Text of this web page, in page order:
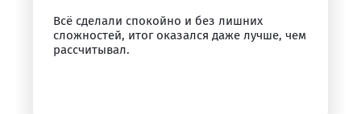
Всё сделали спокойно и без лишних
сложностей, итог оказался даже лучше, чем
рассчитывал.